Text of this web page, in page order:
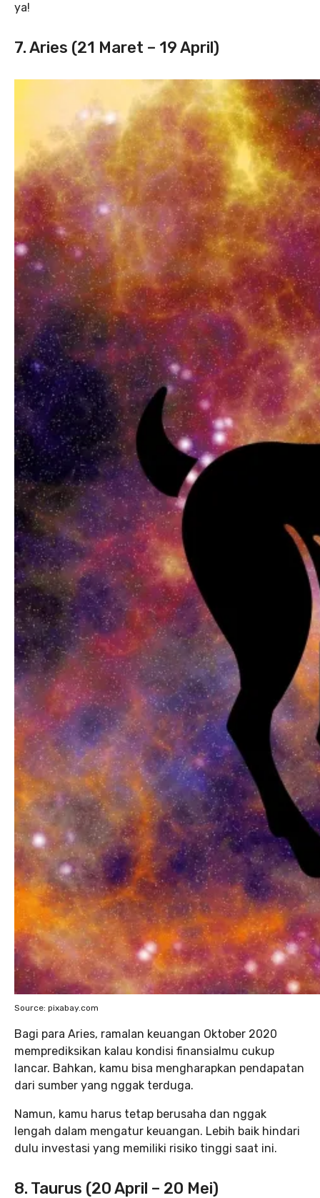
ya!
7. Aries (21 Maret – 19 April)
Source: pixabay.com
Bagi para Aries, ramalan keuangan Oktober 2020
memprediksikan kalau kondisi finansialmu cukup
lancar. Bahkan, kamu bisa mengharapkan pendapatan
dari sumber yang nggak terduga.
Namun, kamu harus tetap berusaha dan nggak
lengah dalam mengatur keuangan. Lebih baik hindari
dulu investasi yang memiliki risiko tinggi saat ini.
8. Taurus (20 April – 20 Mei)